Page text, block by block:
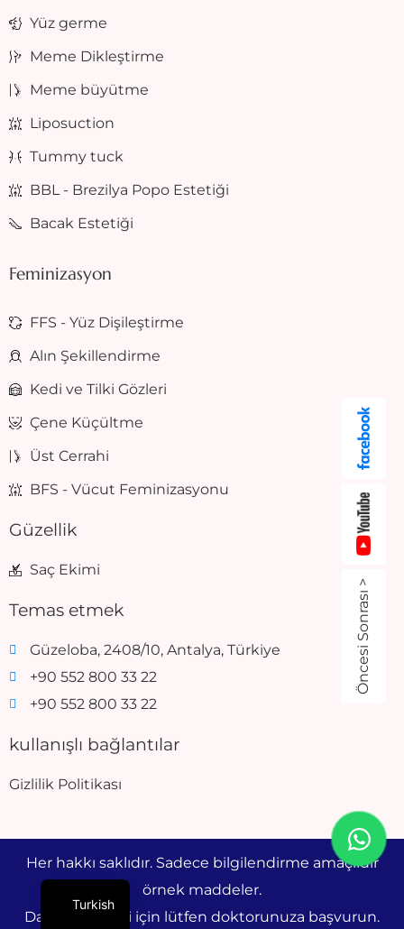
Yüz germe
Meme Dikleştirme
Meme büyütme
Liposuction
Tummy tuck
BBL - Brezilya Popo Estetiği
Bacak Estetiği
Feminizasyon
FFS - Yüz Dişileştirme
Alın Şekillendirme
Kedi ve Tilki Gözleri
Çene Küçültme
Üst Cerrahi
BFS - Vücut Feminizasyonu
Güzellik
Saç Ekimi
Temas etmek
Güzeloba, 2408/10, Antalya, Türkiye
+90 552 800 33 22
+90 552 800 33 22
kullanışlı bağlantılar
Gizlilik Politikası
Her hakkı saklıdır. Sadece bilgilendirme amaçlıdır
örnek maddeler.
Daha fazla bilgi için lütfen doktorunuza başvurun.
Öncesi Sonrası >
Turkish